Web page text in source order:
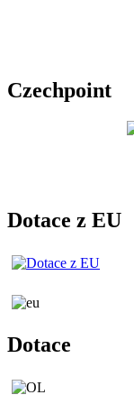
Czechpoint
Dotace z EU
Dotace